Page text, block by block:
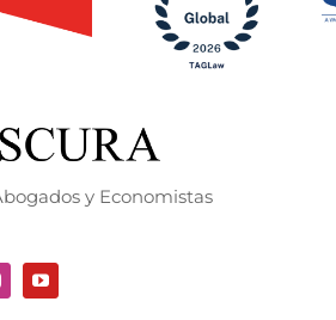
y Economistas